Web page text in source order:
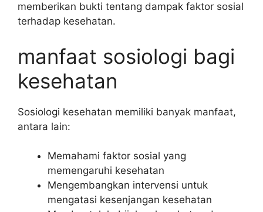
memberikan bukti tentang dampak faktor sosial
terhadap kesehatan.
manfaat sosiologi bagi
kesehatan
Sosiologi kesehatan memiliki banyak manfaat,
antara lain:
Memahami faktor sosial yang
memengaruhi kesehatan
Mengembangkan intervensi untuk
mengatasi kesenjangan kesehatan